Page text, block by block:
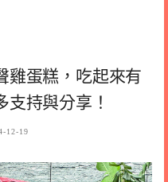
雞蛋糕，吃起來有
持與分享！
12-19